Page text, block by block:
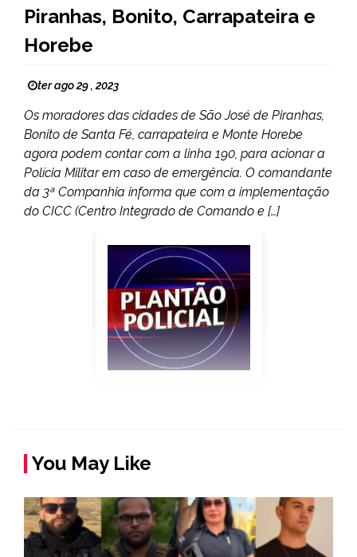
Piranhas, Bonito, Carrapateira e
Horebe
ter ago 29 , 2023
Os moradores das cidades de São José de Piranhas,
Bonito de Santa Fé, carrapateira e Monte Horebe
agora podem contar com a linha 190, para acionar a
Polícia Militar em caso de emergência. O comandante
da 3ª Companhia informa que com a implementação
do CICC (Centro Integrado de Comando e […]
You May Like